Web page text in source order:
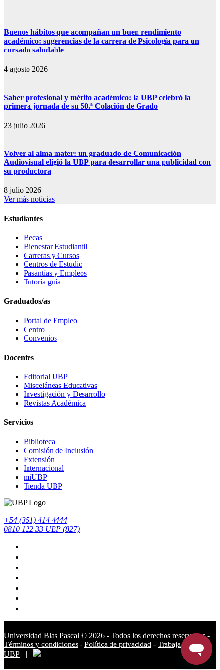
Buenos hábitos que acompañan un buen rendimiento
académico: sugerencias de la carrera de Psicología para un
cursado saludable
4 agosto 2026
Saber profesional y mérito académico: la UBP celebró la
primera jornada de su 50.ª Colación de Grado
23 julio 2026
Volver al alma mater: un graduado de Comunicación
Audiovisual eligió la UBP para desarrollar una publicidad con
su productora
8 julio 2026
Ver más noticias
Estudiantes
Becas
Bienestar Estudiantil
Carreras y Cursos
Centros de Estudio
Pasantías y Empleos
Tutoría guía
Graduados/as
Portal de Empleo
Centro
Convenios
Docentes
Editorial UBP
Misceláneas Educativas
Investigación y Desarrollo
Revistas Académica
Servicios
Biblioteca
Comisión de Inclusión
Extensión
Internacional
miUBP
Tienda UBP
+54 (351) 414 4444
0810 122 33 UBP (827)
Universidad Blas Pascal ©️ 2026 - Todos los derechos reservados -
Términos y condiciones - Política de privacidad - Trabaja en la
UBP |